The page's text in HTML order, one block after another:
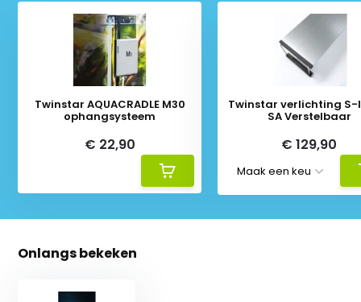
Twinstar AQUACRADLE M30
ophangsysteem
€ 22,90
Twinstar verlichting S-
SA Verstelbaar
€ 129,90
Onlangs bekeken